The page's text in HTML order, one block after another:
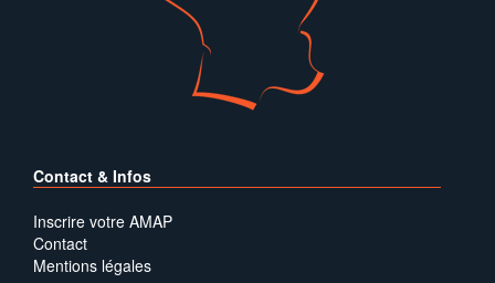
Contact & Infos
Inscrire votre AMAP
Contact
Mentions légales